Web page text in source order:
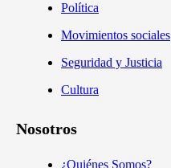
Política
Movimientos sociales
Seguridad y Justicia
Cultura
Nosotros
¿Quiénes Somos?